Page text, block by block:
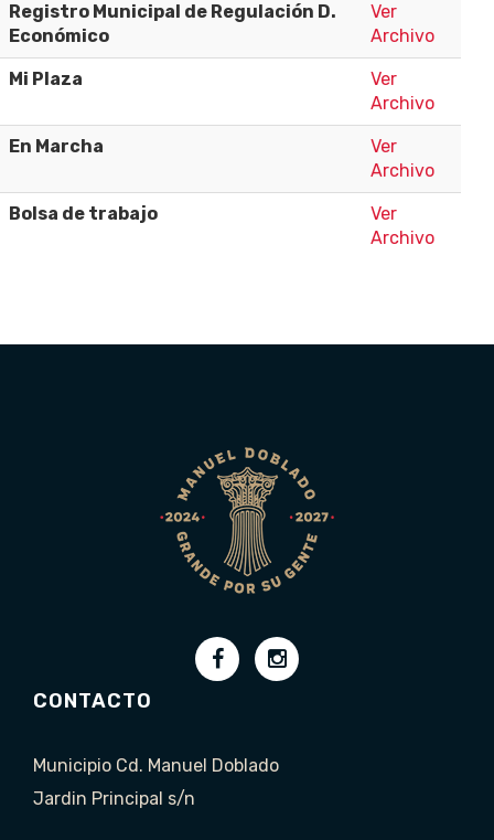
Registro Municipal de Regulación D.
Económico
Ver
Archivo
Mi Plaza
Ver
Archivo
En Marcha
Ver
Archivo
Bolsa de trabajo
Ver
Archivo
CONTACTO
Municipio Cd. Manuel Doblado
Jardin Principal s/n